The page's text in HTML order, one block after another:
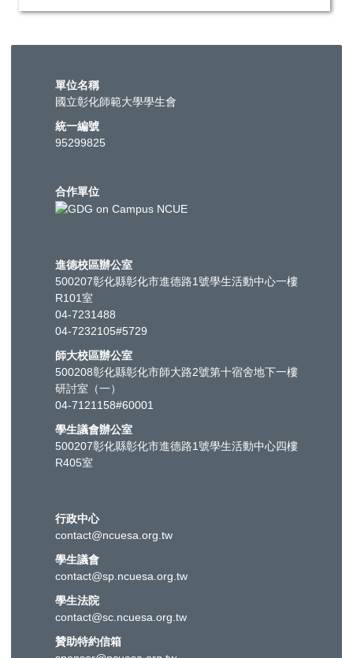
單位名稱
國立彰化師範大學學生會
統一編號
95299825
合作單位
進德校區辦公室
500207彰化縣彰化市進德路1號學生活動中心一樓
R101室
04-7231488
04-7232105#5729
師大校區辦公室
500208彰化縣彰化市師大路2號第十宿舍地下一樓
研討室（一）
04-7121158#60001
學生議會辦公室
500207彰化縣彰化市進德路1號學生活動中心四樓
R405室
行政中心
contact@ncuesa.org.tw
學生議會
contact@sp.ncuesa.org.tw
學生法院
contact@sc.ncuesa.org.tw
贊助特約信箱